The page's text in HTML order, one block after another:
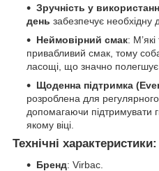
Зручність у
день забезпечує необхідну
Неймовірний смак:
привабливий смак, тому
ласощі, що значно
Щоденна підтримка
розроблена для
допомагаючи підтримувати
якому віці.
Технічні характеристики:
Бренд: Virbac.